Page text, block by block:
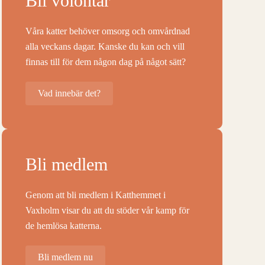
Våra katter behöver omsorg och omvårdnad
alla veckans dagar. Kanske du kan och vill
finnas till för dem någon dag på något sätt?
Vad innebär det?
Bli medlem
Genom att bli medlem i Katthemmet i
Vaxholm visar du att du stöder vår kamp för
de hemlösa katterna.
Bli medlem nu